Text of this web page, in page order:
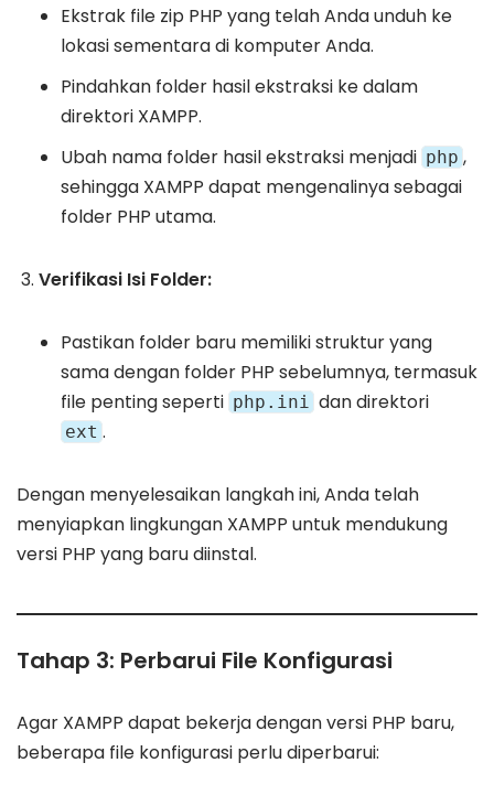
Ekstrak file zip PHP yang telah Anda unduh ke
lokasi sementara di komputer Anda.
Pindahkan folder hasil ekstraksi ke dalam
direktori XAMPP.
Ubah nama folder hasil ekstraksi menjadi php ,
sehingga XAMPP dapat mengenalinya sebagai
folder PHP utama.
Verifikasi Isi Folder:
Pastikan folder baru memiliki struktur yang
sama dengan folder PHP sebelumnya, termasuk
file penting seperti php.ini dan direktori
ext .
Dengan menyelesaikan langkah ini, Anda telah
menyiapkan lingkungan XAMPP untuk mendukung
versi PHP yang baru diinstal.
Tahap 3: Perbarui File Konfigurasi
Agar XAMPP dapat bekerja dengan versi PHP baru,
beberapa file konfigurasi perlu diperbarui: